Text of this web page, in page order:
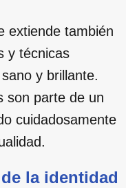
extiende también
y técnicas
y brillante.
son parte de un
cuidadosamente
la identidad